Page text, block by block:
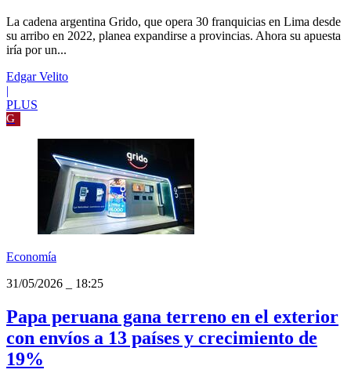
La cadena argentina Grido, que opera 30 franquicias en Lima desde
su arribo en 2022, planea expandirse a provincias. Ahora su apuesta
iría por un...
Edgar Velito
|
PLUS
G
Economía
31/05/2026
18:25
Papa peruana gana terreno en el exterior
con envíos a 13 países y crecimiento de
19%